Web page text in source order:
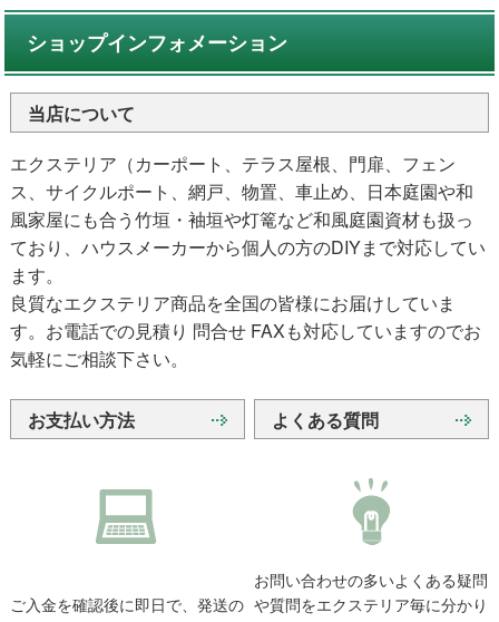
ショップインフォメーション
当店について
エクステリア（カーポート、テラス屋根、門扉、フェン
ス、サイクルポート、網戸、物置、車止め、日本庭園や和
風家屋にも合う竹垣・袖垣や灯篭など和風庭園資材も扱っ
ており、ハウスメーカーから個人の方のDIYまで対応してい
ます。
良質なエクステリア商品を全国の皆様にお届けしていま
す。お電話での見積り 問合せ FAXも対応していますのでお
気軽にご相談下さい。
お支払い方法
ご入金を確認後に即日で、発送の
よくある質問
お問い合わせの多いよくある疑問
や質問をエクステリア毎に分かり